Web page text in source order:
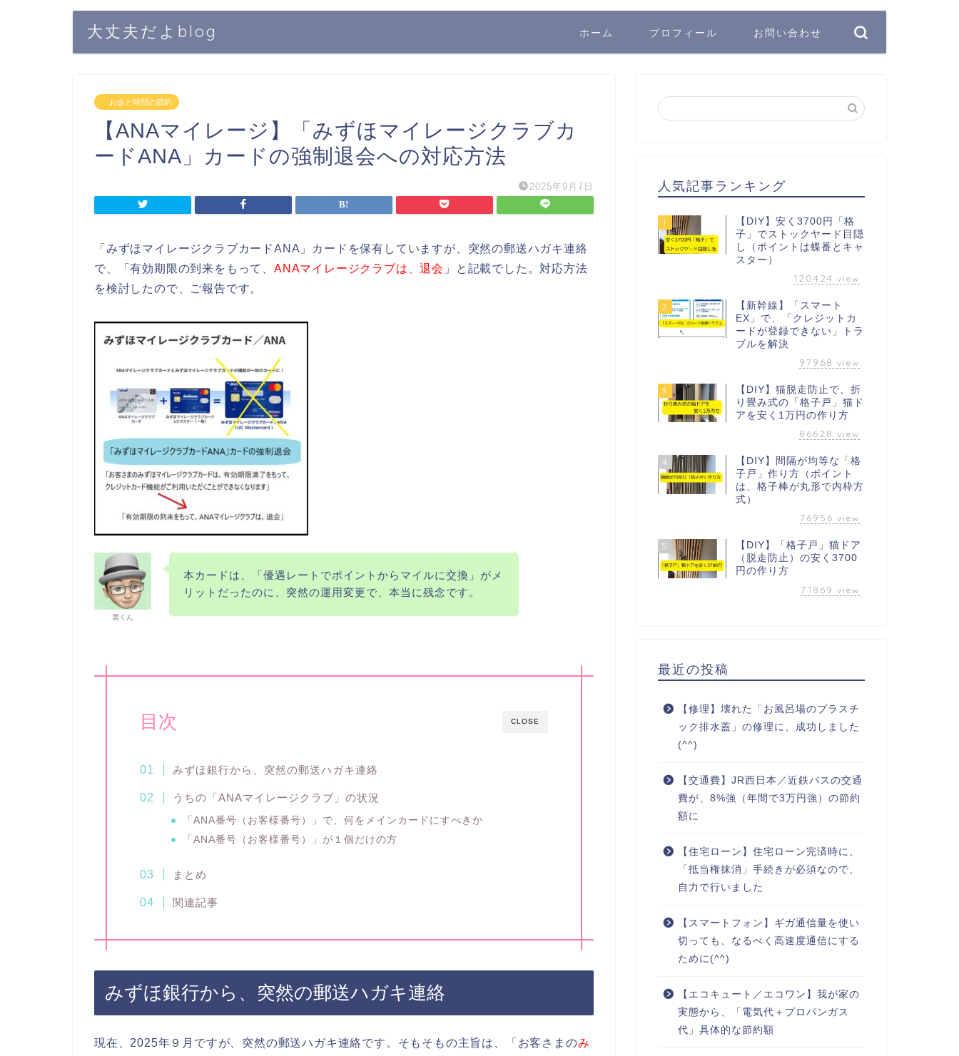
大丈夫だよblog ホーム プロフィール お問い合わせ
お金と時間の節約
【ANAマイレージ】「みずほマイレージクラブカ
ードANA」カードの強制退会への対応方法
2025年9月7日
「みずほマイレージクラブカードANA」カードを保有していますが、突然の郵送ハガキ連絡
で、「有効期限の到来をもって、 ANAマイレージクラブは、退会 」と記載でした。対応方法
を検討したので、ご報告です。
雲くん
本カードは、「優遇レートでポイントからマイルに交換」がメ
リットだったのに、突然の運用変更で、本当に残念です。
CLOSE
目次
みずほ銀行から、突然の郵送ハガキ連絡
うちの「ANAマイレージクラブ」の状況
「ANA番号（お客様番号）」で、何をメインカードにすべきか
「ANA番号（お客様番号）」が１個だけの方
まとめ
関連記事
みずほ銀行から、突然の郵送ハガキ連絡
現在、2025年９月ですが、突然の郵送ハガキ連絡です。そもそもの主旨は、「お客さまのみ
人気記事ランキング
1
【DIY】安く3700円「格
子」でストックヤード目隠
し（ポイントは蝶番とキャ
スター）
120424 view
2
【新幹線】「スマート
EX」で、「クレジットカ
ードが登録できない」トラ
ブルを解決
97968 view
3
【DIY】猫脱走防止で、折
り畳み式の「格子戸」猫ド
アを安く1万円の作り方
86628 view
4
【DIY】間隔が均等な「格
子戸」作り方（ポイント
は、格子棒が丸形で内枠方
式）
76956 view
5
【DIY】「格子戸」猫ドア
（脱走防止）の安く3700
円の作り方
71869 view
最近の投稿
【修理】壊れた「お風呂場のプラスチ
ック排水蓋」の修理に、成功しました
(^^)
【交通費】JR西日本／近鉄バスの交通
費が、8%強（年間で3万円強）の節約
額に
【住宅ローン】住宅ローン完済時に、
「抵当権抹消」手続きが必須なので、
自力で行いました
【スマートフォン】ギガ通信量を使い
切っても、なるべく高速度通信にする
ために(^^)
【エコキュート／エコワン】我が家の
実態から、「電気代＋プロパンガス
代」具体的な節約額